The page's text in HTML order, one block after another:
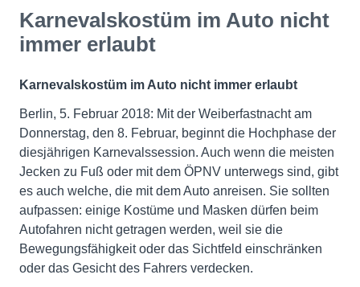
Karnevalskostüm im Auto nicht
immer erlaubt
Karnevalskostüm im Auto nicht immer erlaubt
Berlin, 5. Februar 2018: Mit der Weiberfastnacht am
Donnerstag, den 8. Februar, beginnt die Hochphase der
diesjährigen Karnevalssession. Auch wenn die meisten
Jecken zu Fuß oder mit dem ÖPNV unterwegs sind, gibt
es auch welche, die mit dem Auto anreisen. Sie sollten
aufpassen: einige Kostüme und Masken dürfen beim
Autofahren nicht getragen werden, weil sie die
Bewegungsfähigkeit oder das Sichtfeld einschränken
oder das Gesicht des Fahrers verdecken.